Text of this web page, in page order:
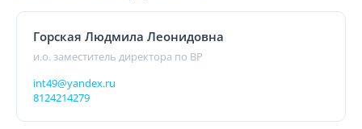
Горская Людмила Леонидовна
и.о. заместитель директора по ВР
int49@yandex.ru
8124214279